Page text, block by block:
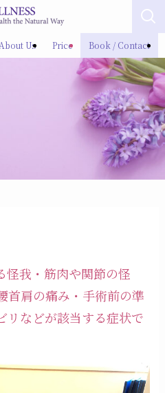
About Us Price Book / Contact
怪我・筋肉や関節の怪
首肩の痛み・手術前の準
リなどが該当する症状で